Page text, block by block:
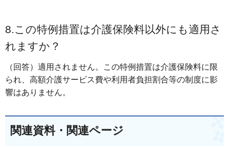
8.この特例措置は介護保険料以外にも適用さ
れますか？
（回答）適用されません。この特例措置は介護保険料に限
られ、高額介護サービス費や利用者負担割合等の制度に影
響はありません。
関連資料・関連ページ